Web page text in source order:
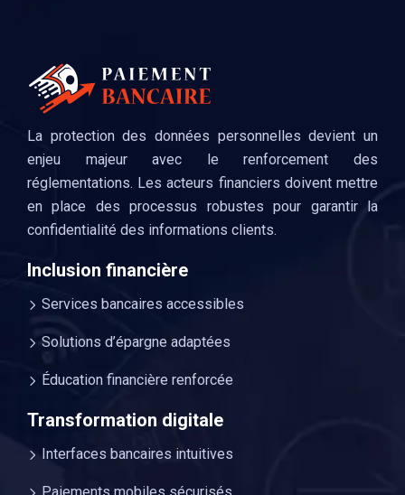
La protection des données personnelles devient un
enjeu majeur avec le renforcement des
réglementations. Les acteurs financiers doivent mettre
en place des processus robustes pour garantir la
confidentialité des informations clients.
Inclusion financière
Services bancaires accessibles
Solutions d’épargne adaptées
Éducation financière renforcée
Transformation digitale
Interfaces bancaires intuitives